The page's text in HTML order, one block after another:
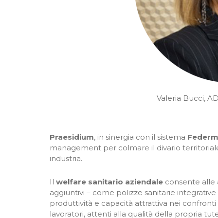
Valeria Bucci,
Praesidium, in sinergia con il sistema
management per colmare il divario
industria.
Il welfare sanitario aziendale consente alle
aggiuntivi – come polizze sanitarie
produttività e capacità attrattiva nei
lavoratori, attenti alla qualità della propria